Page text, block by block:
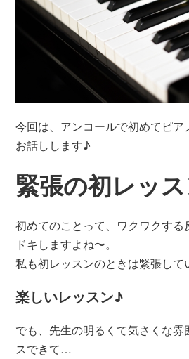
今回は、アンコールで初めてピ
お話しします♪
緊張の初レッス
初めてのことって、ワクワクする
ドキしますよね〜。
私も初レッスンのときは緊張して
楽しいレッスン♪
でも、先生の明るくて気さくな雰
スできて…